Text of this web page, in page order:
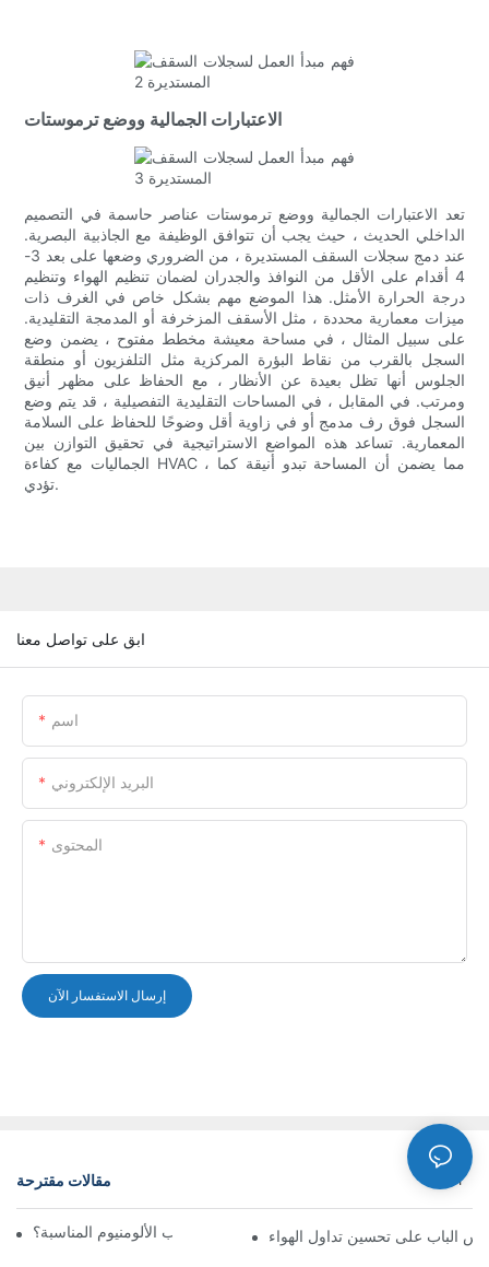
الاعتبارات الجمالية ووضع ترموستات
تعد الاعتبارات الجمالية ووضع ترموستات عناصر حاسمة في التصميم
الداخلي الحديث ، حيث يجب أن تتوافق الوظيفة مع الجاذبية البصرية.
عند دمج سجلات السقف المستديرة ، من الضروري وضعها على بعد 3-
4 أقدام على الأقل من النوافذ والجدران لضمان تنظيم الهواء وتنظيم
درجة الحرارة الأمثل. هذا الموضع مهم بشكل خاص في الغرف ذات
ميزات معمارية محددة ، مثل الأسقف المزخرفة أو المدمجة التقليدية.
على سبيل المثال ، في مساحة معيشة مخطط مفتوح ، يضمن وضع
السجل بالقرب من نقاط البؤرة المركزية مثل التلفزيون أو منطقة
الجلوس أنها تظل بعيدة عن الأنظار ، مع الحفاظ على مظهر أنيق
ومرتب. في المقابل ، في المساحات التقليدية التفصيلية ، قد يتم وضع
السجل فوق رف مدمج أو في زاوية أقل وضوحًا للحفاظ على السلامة
المعمارية. تساعد هذه المواضع الاستراتيجية في تحقيق التوازن بين
الجماليات مع كفاءة HVAC ، مما يضمن أن المساحة تبدو أنيقة كما
تؤدي.
ابق على تواصل معنا
اسم
البريد الإلكتروني
المحتوى
إرسال الاستفسار الآن
مقالات مقترحة أخبار
كيف تختار شبكة تهوية باب الألومنيوم المناسبة؟الباب على تحسين تداول الهواء